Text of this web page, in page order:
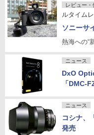
レビュー・
ルタイム
ソニーサ
熱海への“
ニュース
DxO
「DMC-
ニュース
コシナ、
発売